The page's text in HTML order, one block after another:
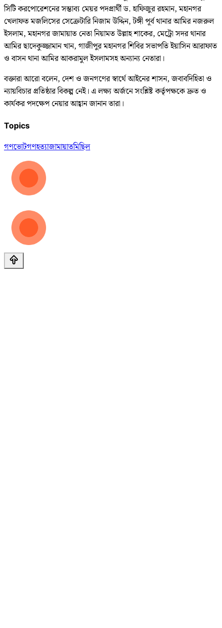
সিটি করপোরেশনের সম্ভাব্য মেয়র পদপ্রার্থী ড. হাফিজুর রহমান, মহানগর
খেলাফত মজলিসের সেক্রেটারি নিজাম উদ্দিন, টঙ্গী পূর্ব থানার আমির নজরুল
ইসলাম, মহানগর জামায়াত নেতা নিয়ামত উল্লাহ শাকের, মেট্রো সদর থানার
আমির ছাদেকুজ্জামান খান, গাজীপুর মহানগর শিবির সভাপতি ইয়াসিন আরাফাত
ও বাসন থানা আমির আকরামুল ইসলামসহ অন্যান্য নেতারা।
বক্তারা আরো বলেন, দেশ ও জনগণের স্বার্থে আইনের শাসন, জবাবদিহিতা ও
ন্যায়বিচার প্রতিষ্ঠার বিকল্প নেই। এ লক্ষ্য অর্জনে সংশ্লিষ্ট কর্তৃপক্ষকে দ্রুত ও
কার্যকর পদক্ষেপ নেয়ার আহ্বান জানান তারা।
Topics
গণভোটগণহত্যাজামায়াতমিছিল